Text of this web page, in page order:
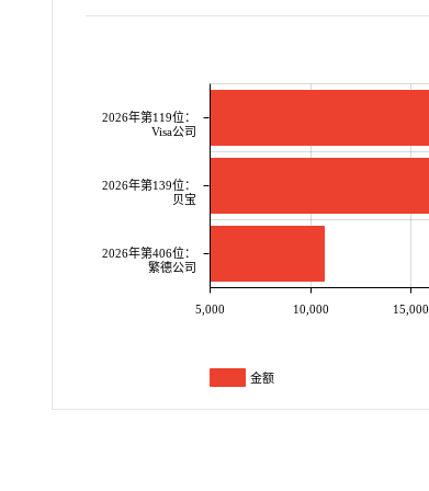
2026年第119位：
Visa公司
2026年第139位：
贝宝
2026年第406位：
繁德公司
5,000 10,000 15,000
金额